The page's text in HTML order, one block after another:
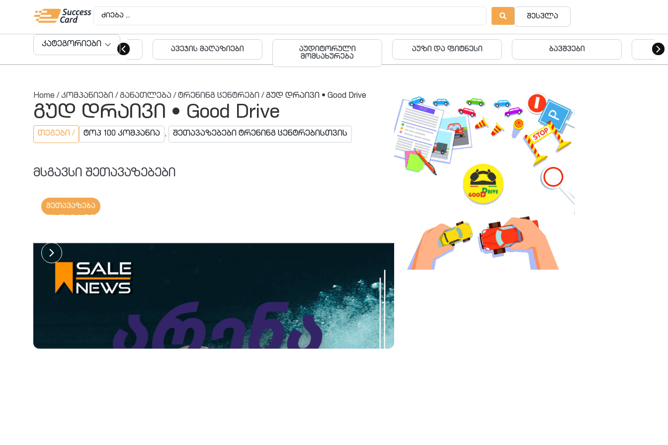
შესვლა
კატეგორიები
ავეჯის მაღაზიები
აუდიტორული
აუზი და ფიტნესი ბავშვები ბავშვები
Home /კომპანიები /განათლება /ტრენინგ ცენტრები / გუდ დრაივი • Good Drive
გუდ დრაივი • Good Drive
თეგები / ტოპ 100 კომპანია , შეთავაზებები ტრენინგ ცენტრებისთვის
მსგავსი შეთავაზებები
შეთავაზება
ვებ-ინფინიტი • Web-INFINITY